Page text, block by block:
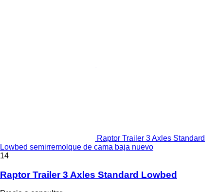
Raptor Trailer 3 Axles Standard
Lowbed semirremolque de cama baja nuevo
14
Raptor Trailer 3 Axles Standard Lowbed